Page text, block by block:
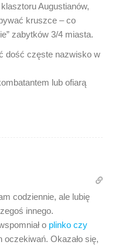
Augustianów,
kruszce – co
zabytków 3/4 miasta.
dość częste nazwisko w
lub ofiarą
codziennie, ale lubię
innego.
o plinko czy
oczekiwań. Okazało się,